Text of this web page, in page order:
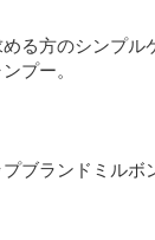
る方のシンプル
プー。
ブランドミルボ